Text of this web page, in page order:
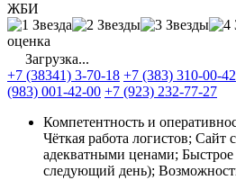
ЖБИ
оценка
Загрузка...
+7 (38341) 3-70-18 +7 (383) 310-00-42
(983) 001-42-00 +7 (923) 232-77-27
Компетентность и
Чёткая работа логистов; Сайт
адекватными ценами;
следующий день);